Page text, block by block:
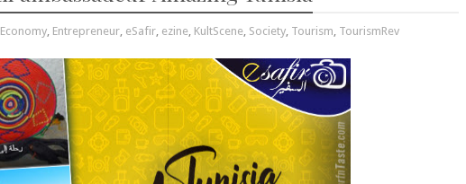
Economy, Entrepreneur, eSafir, ezine, KultScene, Society, Tourism, TourismRev